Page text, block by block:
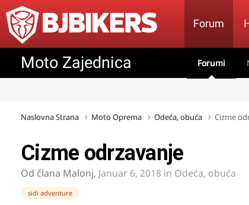
Forum
Moto Zajednica Forumi
Naslovna Strana Moto Oprema Odeća, obuća Cizme
Cizme odrzavanje
Od člana Malonj, Januar 6, 2018 in Odeća, obuća
sidi adventure